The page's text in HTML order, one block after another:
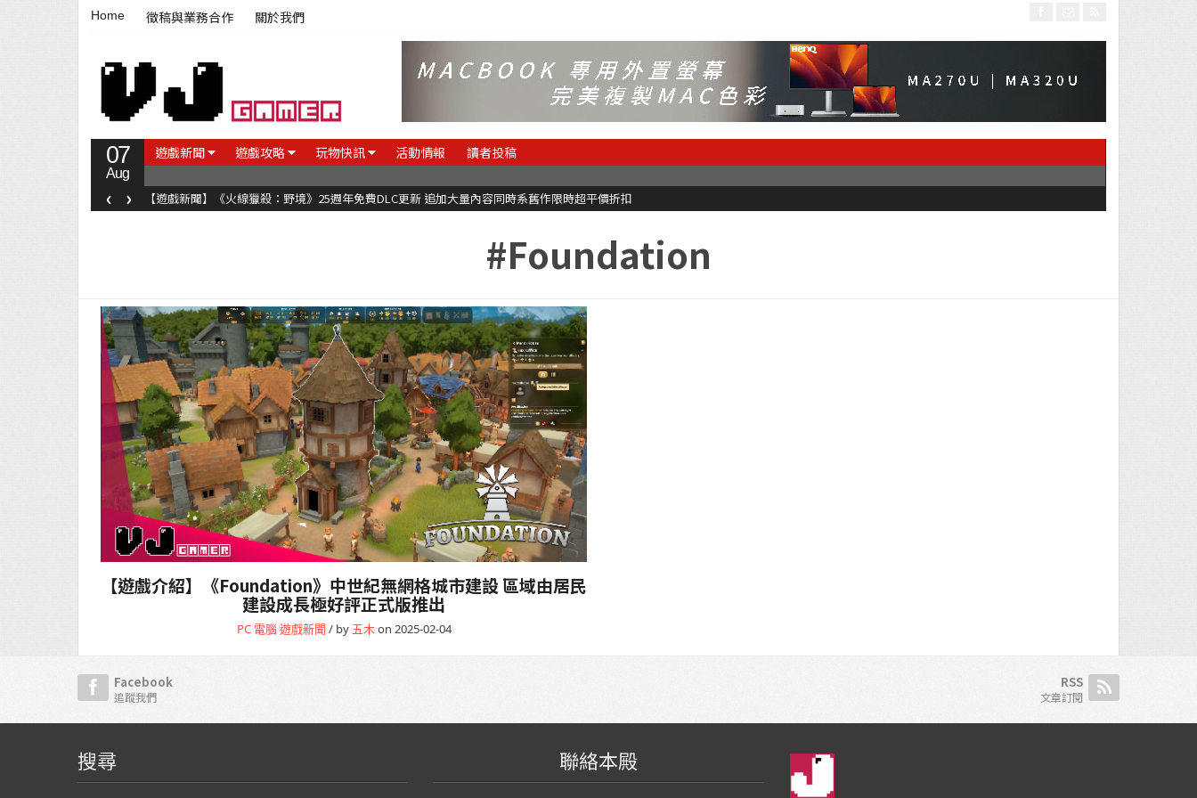
Home 徵稿與業務合作 關於我們
07
Aug
遊戲新聞 遊戲攻略 玩物快訊 活動情報 讀者投稿
【遊戲新聞】《火線獵殺：野境》25週年免費DLC更新 追加大量內容同時系舊作限時超平價折扣
‹ ›
#Foundation
【遊戲介紹】《Foundation》中世紀無網格城市建設 區域由居民
建設成長極好評正式版推出
PC 電腦遊戲新聞 / by 五木on 2025-02-04
Facebook
追蹤我們
RSS
文章訂閱
搜尋 聯絡本殿